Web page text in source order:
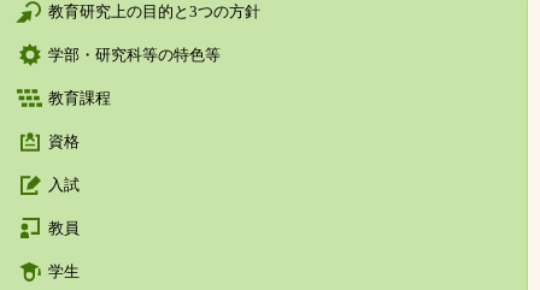
教育研究上の目的と3つの方針
学部・研究科等の特色等
教育課程
資格
入試
教員
学生